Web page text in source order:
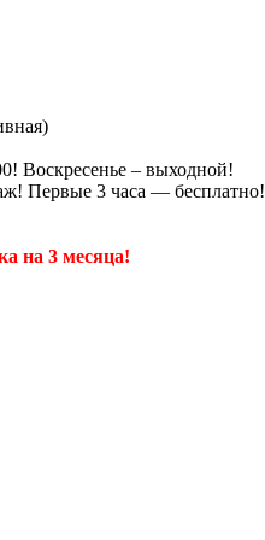
Воскресенье – выходной!
Первые 3 часа — бесплатно!
на 3 месяца!